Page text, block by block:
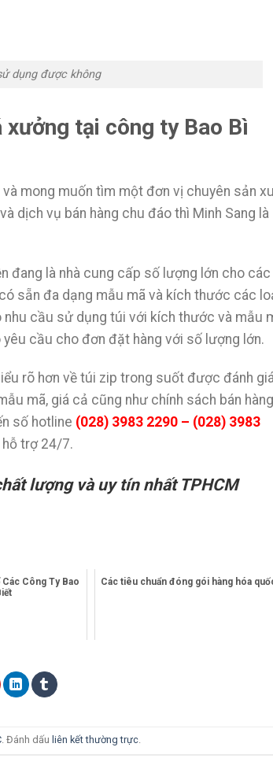
dụng được không
tại công ty Bao Bì
mong muốn tìm một đơn vị chuyên sản
dịch vụ bán hàng chu đáo thì Minh Sang là
đang là nhà cung cấp số lượng lớn cho các
sẵn đa dạng mẫu mã và kích thước các
nhu cầu sử dụng túi với kích thước và mẫu
cầu cho đơn đặt hàng với số lượng lớn.
rõ hơn về túi zip trong suốt được đánh
mã, giá cả cũng như chính sách bán hàng
số hotline (028) 3983 2290 – (028) 3983
hỗ trợ 24/7.
lượng và uy tín nhất TPHCM
Công Ty Bao
Các tiêu chuẩn đóng gói hàng hóa
. Đánh dấu liên kết thường trực.